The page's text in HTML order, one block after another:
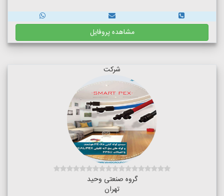
مشاهده پروفایل
شرکت
گروه صنعتی وحید
تهران